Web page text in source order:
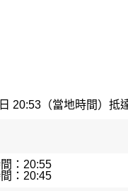
20:53（當地時間）抵
：20:55
：20:45